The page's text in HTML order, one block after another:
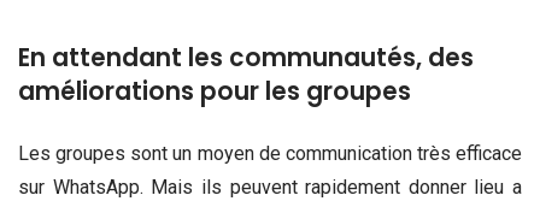
En attendant les communautés, des
améliorations pour les groupes
Les groupes sont un moyen de communication très efficace
sur WhatsApp. Mais ils peuvent rapidement donner lieu a